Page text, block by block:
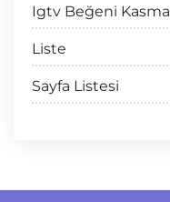
Igtv Beğeni Kasma
Liste
Sayfa Listesi